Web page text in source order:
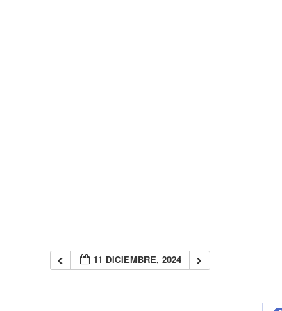
11 DICIEMBRE, 2024